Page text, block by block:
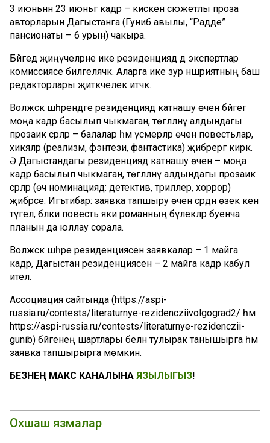
3 июньнән 23 июньгә кадәр – кискен сюжетлы проза
авторларын Дагыстанга (Гуниб авылы, “Радде”
пансионаты – 6 урын) чакыра.
Бәйгедә җиңүчеләрне ике резиденциядә дә экспертлар
комиссиясе билгеләячәк. Аларга ике зур нәшриятның баш
редакторлары җитәкчелек итәчәк.
Волжск шәһәрендәге резиденциядә катнашу өчен бәйгегә
моңа кадәр басылып чыкмаган, төгәлләнү алдындагы
прозаик әсәрләр – балалар һәм үсмерләр өчен повестьлар,
хикәяләр (реализм, фэнтези, фантастика) җибәрергә кирәк.
Ә Дагыстандагы резиденциядә катнашу өчен – моңа
кадәр басылып чыкмаган, төгәлләнү алдындагы прозаик
әсәрләр (өч номинациядә: детектив, триллер, хоррор)
җибәрәсе. Игътибар: заявка тапшыру өчен әсәрдән өзек кенә
түгел, бәлки повесть яки романның бүлекләр буенча
планын да юллау сорала.
Волжск шәһәре резиденциясенә заявкалар – 1 майга
кадәр, Дагыстан резиденциясенә – 2 майга кадәр кабул
ителә.
Ассоциация сайтында (https://aspi-
russia.ru/contests/literaturnye-rezidencziivolgograd2/ һәм
https://aspi-russia.ru/contests/literaturnye-rezidenczii-
gunib) бәйгенең шартлары белән тулырак танышырга һәм
заявка тапшырырга мөмкин.
БЕЗНЕҢ МАКС КАНАЛЫНА ЯЗЫЛЫГЫЗ!
Охшаш язмалар